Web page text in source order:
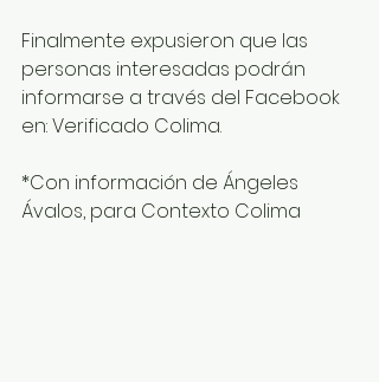
Finalmente expusieron que las
personas interesadas podrán
informarse a través del Facebook
en: Verificado Colima.
*Con información de Ángeles
Ávalos, para Contexto Colima